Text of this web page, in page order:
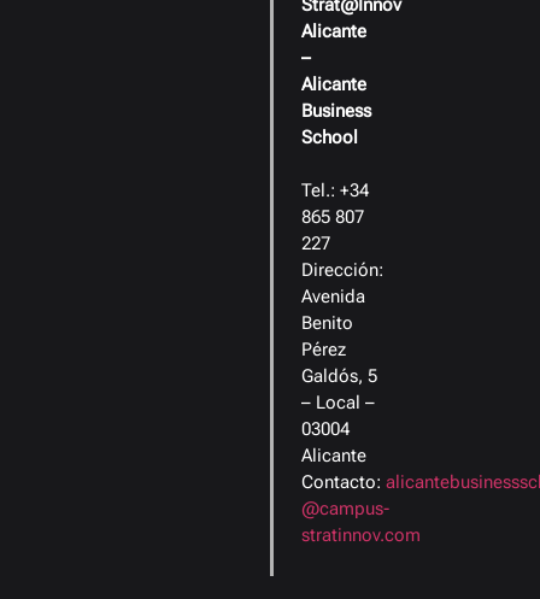
Alicante
–
Alicante
Business
School
Tel.: +34
865 807
227
Dirección:
Avenida
Benito
Pérez
Galdós, 5
– Local –
03004
Alicante
Contacto:
@campus-
stratinnov.com